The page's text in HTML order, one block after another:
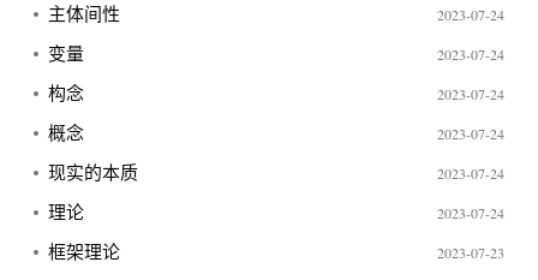
主体间性 2023-07-24
变量 2023-07-24
构念 2023-07-24
概念 2023-07-24
现实的本质 2023-07-24
理论 2023-07-24
框架理论 2023-07-23